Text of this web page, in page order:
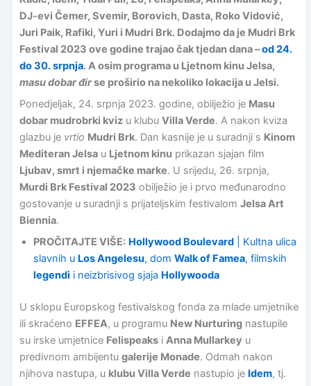
DJ-evi Čemer, Svemir, Borovich, Dasta, Roko Vidović,
Juri Paik, Rafiki, Yuri i Mudri Brk. Dodajmo da je Mudri Brk
Festival 2023 ove godine trajao čak tjedan dana –od 24.
do 30. srpnja. A osim programa u Ljetnom kinu Jelsa,
masu dobar đirse proširio na nekoliko lokacija u Jelsi.
Ponedjeljak, 24. srpnja 2023. godine, obilježio je Masu
dobar mudrobrki kvizu klubu Villa Verde. A nakon kviza
glazbu je vrtio Mudri Brk. Dan kasnije je u suradnji s Kinom
Mediteran Jelsau Ljetnom kinu prikazan sjajan film
Ljubav, smrt i njemačke marke. U srijedu, 26. srpnja,
Murdi Brk Festival 2023 obilježio je i prvo međunarodno
gostovanje u suradnji s prijateljskim festivalom Jelsa Art
Biennia.
PROČITAJTE VIŠE: Hollywood Boulevard| Kultna ulica
slavnih u Los Angelesu, dom Walk of Famea, filmskih
legendi i neizbrisivog sjaja Hollywooda
U sklopu Europskog festivalskog fonda za mlade umjetnike
ili skraćeno EFFEA, u programu New Nurturingnastupile
su irske umjetnice Felispeaksi Anna Mullarkey u
predivnom ambijentu galerije Monade. Odmah nakon
njihova nastupa, u klubu Villa Verde nastupio je Idem, tj.